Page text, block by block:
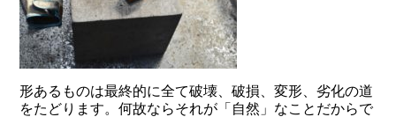
形あるものは最終的に全て破壊、破損、変形、劣化の道
をたどります。何故ならそれが「自然」なことだからで